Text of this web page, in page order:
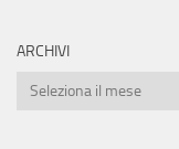
ARCHIVI
Archivi